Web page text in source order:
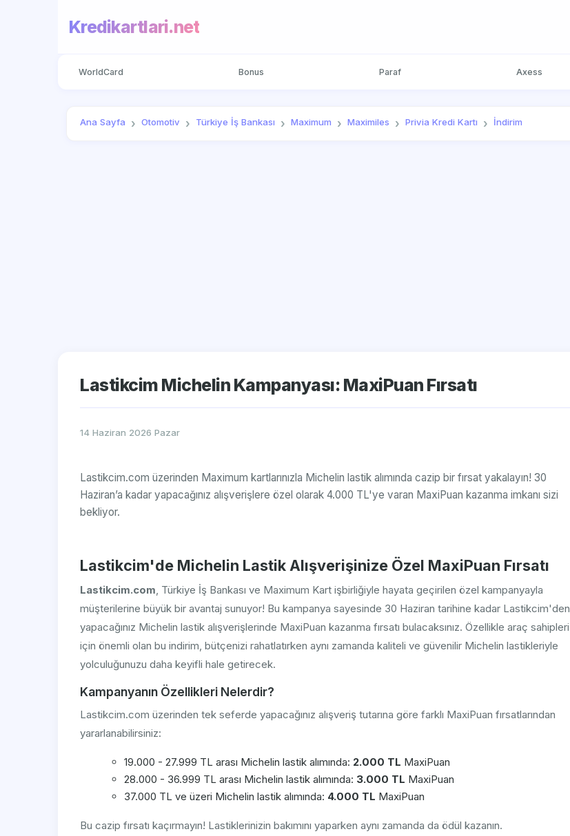
Kredikartlari.net
WorldCard Bonus Paraf Axess
Ana Sayfa Otomotiv Türkiye İş Bankası Maximum Maximiles Privia Kredi Kartı İndirim
Lastikcim Michelin Kampanyası: MaxiPuan Fırsatı
14 Haziran 2026 Pazar
Lastikcim.com üzerinden Maximum kartlarınızla Michelin lastik alımında cazip bir fırsat yakalayın! 30
Haziran’a kadar yapacağınız alışverişlere özel olarak 4.000 TL'ye varan MaxiPuan kazanma imkanı sizi
bekliyor.
Lastikcim'de Michelin Lastik Alışverişinize Özel MaxiPuan Fırsatı
Lastikcim.com, Türkiye İş Bankası ve Maximum Kart işbirliğiyle hayata geçirilen özel kampanyayla
müşterilerine büyük bir avantaj sunuyor! Bu kampanya sayesinde 30 Haziran tarihine kadar Lastikcim'den
yapacağınız Michelin lastik alışverişlerinde MaxiPuan kazanma fırsatı bulacaksınız. Özellikle araç sahipleri
için önemli olan bu indirim, bütçenizi rahatlatırken aynı zamanda kaliteli ve güvenilir Michelin lastikleriyle
yolculuğunuzu daha keyifli hale getirecek.
Kampanyanın Özellikleri Nelerdir?
Lastikcim.com üzerinden tek seferde yapacağınız alışveriş tutarına göre farklı MaxiPuan fırsatlarından
yararlanabilirsiniz:
19.000 - 27.999 TL arası Michelin lastik alımında: 2.000 TL MaxiPuan
28.000 - 36.999 TL arası Michelin lastik alımında: 3.000 TL MaxiPuan
37.000 TL ve üzeri Michelin lastik alımında: 4.000 TL MaxiPuan
Bu cazip fırsatı kaçırmayın! Lastiklerinizin bakımını yaparken aynı zamanda da ödül kazanın.